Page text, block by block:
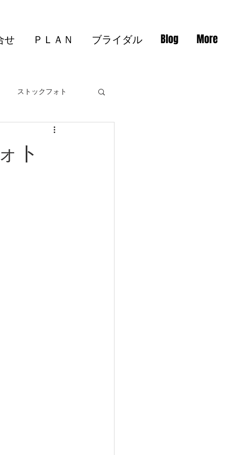
せ ＰＬＡＮ ブライダル Blog More
ストックフォト
ト